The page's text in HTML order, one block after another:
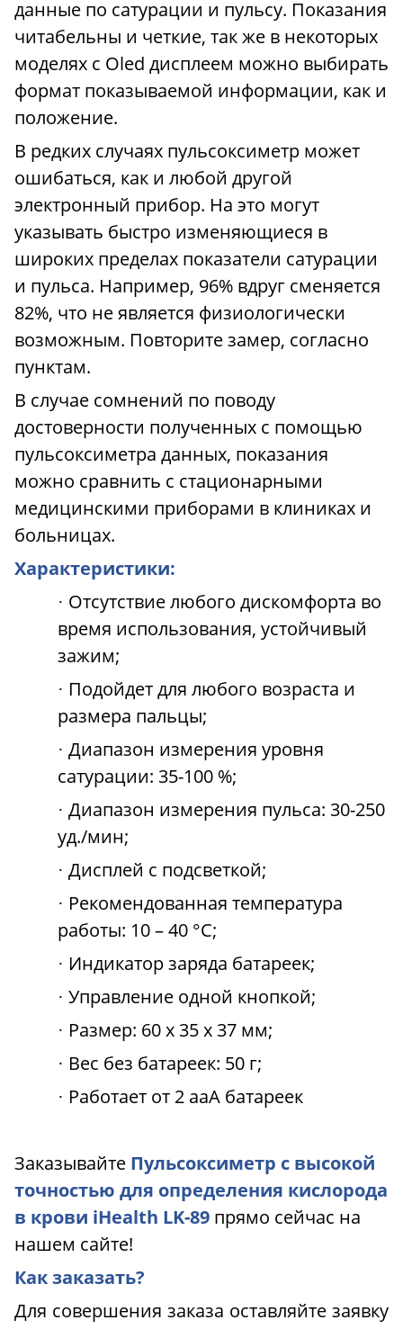
данные по сатурации и пульсу. Показания
читабельны и четкие, так же в некоторых
моделях с Oled дисплеем можно выбирать
формат показываемой информации, как и
положение.
В редких случаях пульсоксиметр может
ошибаться, как и любой другой
электронный прибор. На это могут
указывать быстро изменяющиеся в
широких пределах показатели сатурации
и пульса. Например, 96% вдруг сменяется
82%, что не является физиологически
возможным. Повторите замер, согласно
пунктам.
В случае сомнений по поводу
достоверности полученных с помощью
пульсоксиметра данных, показания
можно сравнить с стационарными
медицинскими приборами в клиниках и
больницах.
Характеристики:
· Отсутствие любого дискомфорта во
время использования, устойчивый
зажим;
· Подойдет для любого возраста и
размера пальцы;
· Диапазон измерения уровня
сатурации: 35-100 %;
· Диапазон измерения пульса: 30-250
уд./мин;
· Дисплей с подсветкой;
· Рекомендованная температура
работы: 10 – 40 °C;
· Индикатор заряда батареек;
· Управление одной кнопкой;
· Размер: 60 х 35 х 37 мм;
· Вес без батареек: 50 г;
· Работает от 2 ааА батареек
Заказывайте Пульсоксиметр с высокой
точностью для определения кислорода
в крови iHealth LK-89 прямо сейчас на
нашем сайте!
Как заказать?
Для совершения заказа оставляйте заявку